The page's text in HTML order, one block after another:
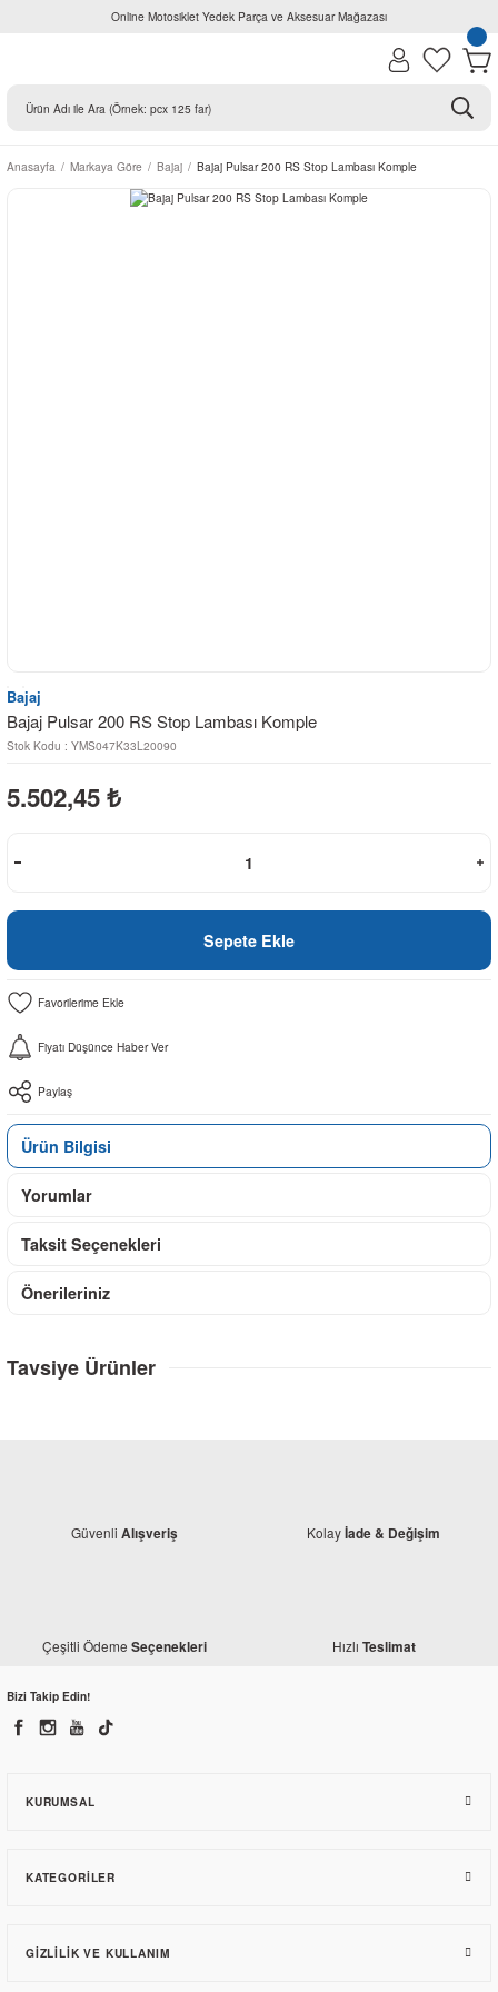
Online Motosiklet Yedek Parça ve Aksesuar Mağazası
Anasayfa Markaya Göre Bajaj Bajaj Pulsar 200 RS Stop Lambası Komple
Bajaj
Bajaj Pulsar 200 RS Stop Lambası Komple
Stok Kodu : YMS047K33L20090
5.502,45 ₺
Sepete Ekle
Fiyatı Düşünce Haber Ver
Paylaş
Ürün Bilgisi
Yorumlar
Taksit Seçenekleri
Önerileriniz
Tavsiye Ürünler
Bajaj Pulsar RS 200 Zincir Ayar Kolu Sağ
Güvenli Alışveriş Kolayİade & Değişim
Çeşitli Ödeme Seçenekleri Hızlı Teslimat
Bizi Takip Edin!
KURUMSAL
KATEGORILER
GIZLILIK VE KULLANIM